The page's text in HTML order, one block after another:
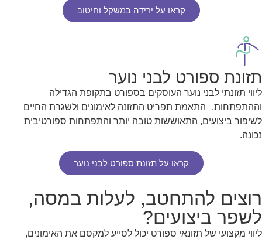
קראו על ירידה במשקל וחיטוב
תזונת ספורט לבני נוער
ליווי תזונתי לבני נוער העוסקים בספורט בתקופת הגדילה
וההתפתחות. התאמת תפריט התזונה לאימונים ולשגרת החיים
לשיפור ביצועים, התאוששות טובה יותר והתפתחות ספורטיבית
נכונה.
קראו על תזונת ספורט לבני נוער
רוצים להתחטב, לעלות במסה,
לשפר ביצועים?
ליווי מקצועי של תזונאי ספורט יכול לסייע למקסם את האימונים,